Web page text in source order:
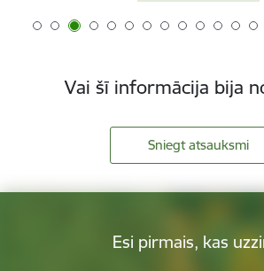
Vai šī informācija bija
Sniegt atsauksmi
Esi pirmais, kas